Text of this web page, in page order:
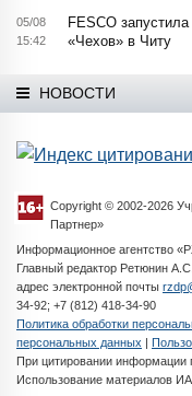
05/08
15:42
FESCO
«Чехов» в Читу
НОВОСТИ
Copyright © 2002-2026
Партнер»
Информационное агентство
Главный редактор Ретюнин А.С.
адрес электронной почты
34-92; +7 (812) 418-34-90
Политика обработки
персональных данных |
При цитировании информации
Использование материалов